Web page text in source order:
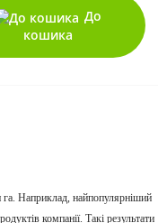
До
кошика
га. Наприклад, найпопулярніший
компанії. Такі результати